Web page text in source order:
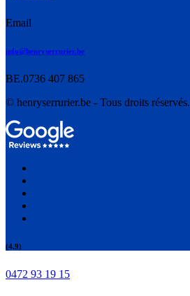
Email
info@henryserrurier.be
BE.0736 407 865
© henryserrurier.be - Tous droits réservés.
(4.9)
0472 93 19 15